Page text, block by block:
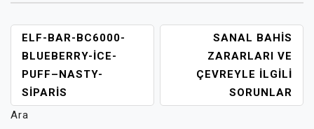
YAZI
GEZINMESI
ELF-BAR-BC6000-
BLUEBERRY-ICE-
PUFF–NASTY-
SIPARIS
SANAL BAHIS
ZARARLARI VE
ÇEVREYLE İLGILI
SORUNLAR
Ara